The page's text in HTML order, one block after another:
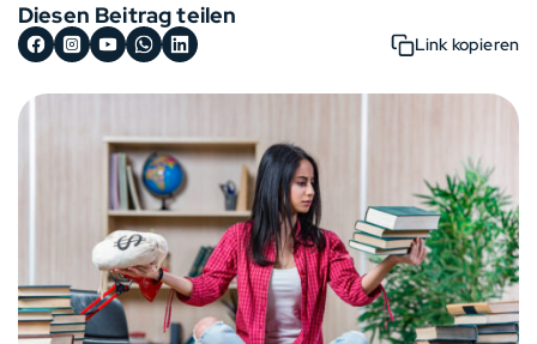
Diesen Beitrag teilen
Link kopieren